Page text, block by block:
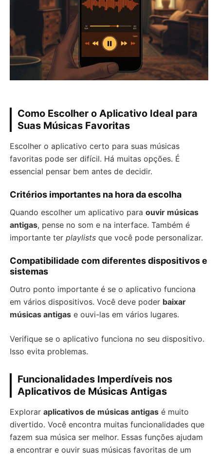
Como Escolher o Aplicativo Ideal para
Suas Músicas Favoritas
Escolher o aplicativo certo para suas músicas
favoritas pode ser difícil. Há muitas opções. É
essencial pensar bem antes de decidir.
Critérios importantes na hora da escolha
Quando escolher um aplicativo para ouvir músicas
antigas, pense no som e na interface. Também é
importante ter playlists que você pode personalizar.
Compatibilidade com diferentes dispositivos e
sistemas
Outro ponto importante é se o aplicativo funciona
em vários dispositivos. Você deve poder baixar
músicas antigas e ouvi-las em vários lugares.
Verifique se o aplicativo funciona no seu dispositivo.
Isso evita problemas.
Funcionalidades Imperdíveis nos
Aplicativos de Músicas Antigas
Explorar aplicativos de músicas antigas é muito
divertido. Você encontra muitas funcionalidades que
fazem sua música ser melhor. Essas funções ajudam
a encontrar e ouvir suas músicas favoritas de um